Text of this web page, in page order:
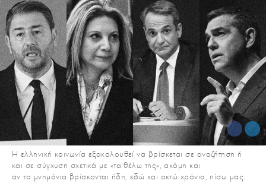
Η ελληνική κοινωνία εξακολουθεί να βρίσκεται σε αναζήτηση ή
και σε σύγχυση σχετικά με «τα θέλω της», ακόμη και
αν τα μνημόνια βρίσκονται ήδη, εδώ και οκτώ χρόνια, πίσω μας.